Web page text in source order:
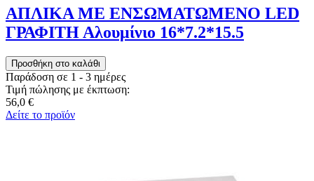
ΑΠΛΙΚΑ ΜΕ ΕΝΣΩΜΑΤΩΜΕΝΟ LED
ΓΡΑΦΙΤΗ Αλουμίνιο 16*7.2*15.5
Παράδοση σε 1 - 3 ημέρες
Τιμή πώλησης με έκπτωση:
56,0 €
Δείτε το προϊόν